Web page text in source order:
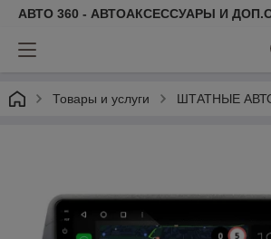
АВТО 360 - АВТОАКСЕССУАРЫ И
Товары и услуги ШТАТНЫЕ